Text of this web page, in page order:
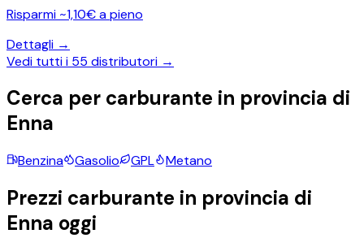
Risparmi ~1,10€ a pieno
Dettagli →
Vedi tutti i 55 distributori →
Cerca per carburante in provincia di
Enna
Benzina Gasolio GPL Metano
Prezzi carburante in provincia di
Enna oggi